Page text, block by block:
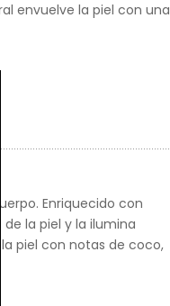
envuelve la piel con una
Enriquecido con
la piel y la ilumina
piel con notas de coco,